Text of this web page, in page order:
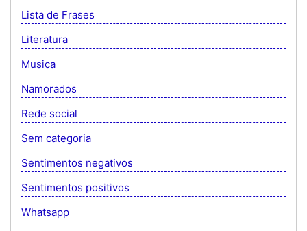
Lista de Frases
Literatura
Musica
Namorados
Rede social
Sem categoria
Sentimentos negativos
Sentimentos positivos
Whatsapp